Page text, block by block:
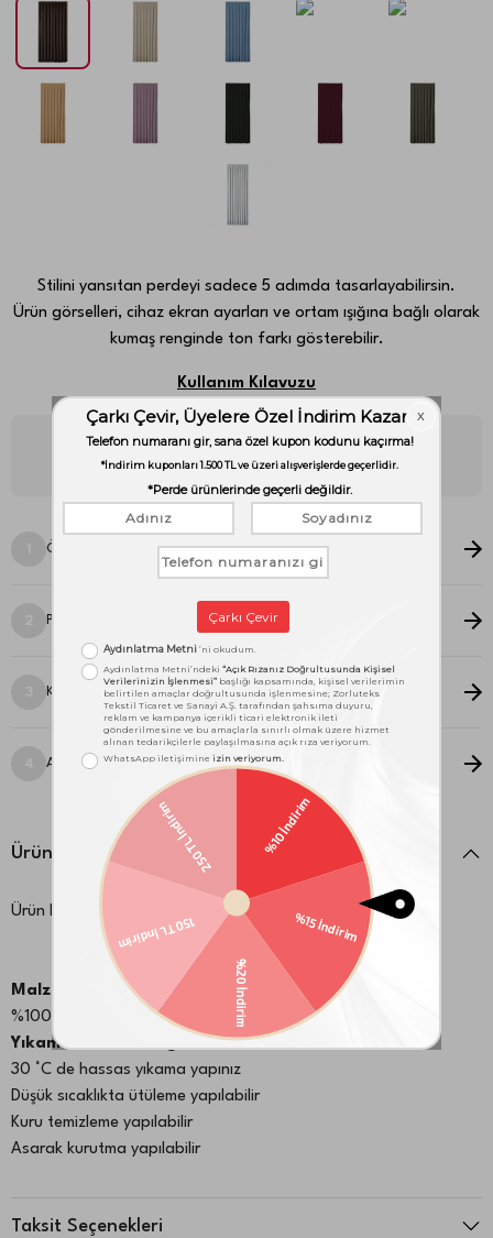
Stilini yansıtan perdeyi sadece 5 adımda tasarlayabilirsin.
Ürün görselleri, cihaz ekran ayarları ve ortam ışığına bağlı olarak
kumaş renginde ton farkı gösterebilir.
Kullanım Kılavuzu
Unutma! Bu perde sana özel dikileceği ve iadesi mümkün
olmayacağı için ölçüleri kontrol etmen çok önemli.
Ölçü Seçimi
Pile Stili Seçimi
Kanat Seçimi
Astar Seçimi
Ürün Detayları
Ürün Kodu: 1000025532
Malzeme:
%100 Poliester
Yıkama & Bakım Bilgileri:
30 °C de hassas yıkama yapınız
Düşük sıcaklıkta ütüleme yapılabilir
Kuru temizleme yapılabilir
Asarak kurutma yapılabilir
Taksit Seçenekleri